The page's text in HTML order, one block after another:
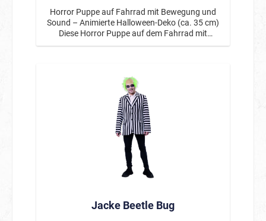
Mottopartys & Grusel-Events Mit der Horror
Nonne Maske sorgt man garantiert für
Gänsehaut und bleibt auf jeder Halloween-Party
unvergessen.
Horror Puppe auf Fahrrad mit Bewegung und
Sound – Animierte Halloween-Deko (ca. 35 cm)
Diese Horror Puppe auf dem Fahrrad mit
Bewegung und Sound sorgt für eine besonders
einer Höhe von etwa 35 cm wirkt die gruselige
Figur kompakt, aber dennoch äußerst effektvoll
– perfekt für Tische, Regale, Fensterbänke oder
als Highlight in einer Halloween-Szene. Die
unheimliche Puppe mit ihrem rissigen Gesicht,
dunklen Augen und schwarzem Haar sitzt auf
einem kleinen Dreirad und trägt ein auffälliges
rotes Kleid mit großer Schleife. Wird die Figur
aktiviert, setzt sich das Fahrrad in Bewegung,
während gleichzeitig gruselige Geräusche
besonders erschreckenden Effekt und macht die
Figur zu einer lebendigen Halloween-Dekoration.
Jacke Beetle Bug